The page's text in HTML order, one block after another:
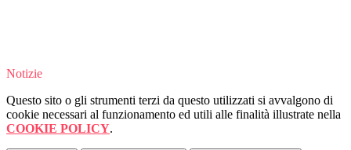
Notizie
Questo sito o gli strumenti terzi da questo utilizzati si avvalgono di
cookie necessari al funzionamento ed utili alle finalità illustrate nella
COOKIE POLICY.